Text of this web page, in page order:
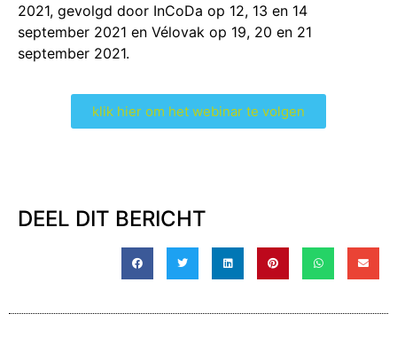
2021, gevolgd door InCoDa op 12, 13 en 14
september 2021 en Vélovak op 19, 20 en 21
september 2021.
klik hier om het webinar te volgen
DEEL DIT BERICHT